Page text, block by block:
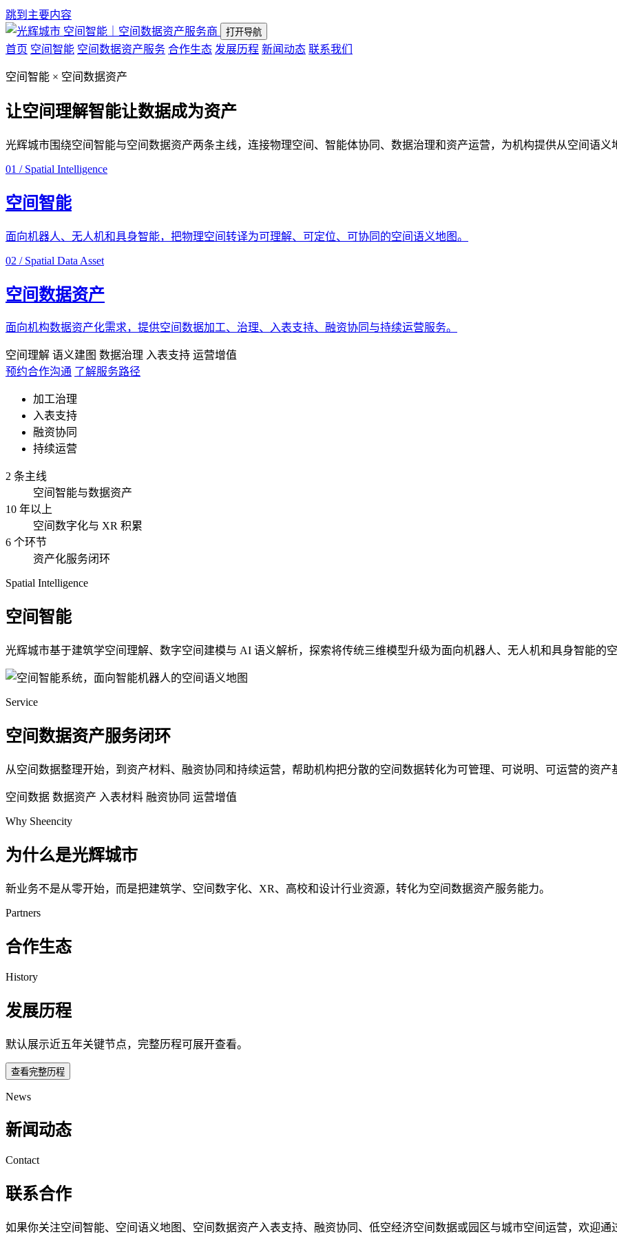
跳到主要内容
空间智能｜空间数据资产服务商
打开导航
首页 空间智能 空间数据资产服务 合作生态 发展历程 新闻动态 联系我们
空间智能 × 空间数据资产
让空间理解智能让数据成为资产
光辉城市围绕空间智能与空间数据资产两条主线，连接物理空间、智能体协同、数据治理和资产运营，为机构提供从空间语义
01 / Spatial Intelligence
空间智能
面向机器人、无人机和具身智能，把物理空间转译为可理解、可定位、可协同的空间语义地图。
02 / Spatial Data Asset
空间数据资产
面向机构数据资产化需求，提供空间数据加工、治理、入表支持、融资协同与持续运营服务。
空间理解 语义建图 数据治理 入表支持 运营增值
预约合作沟通 了解服务路径
加工治理
入表支持
融资协同
持续运营
2 条主线
空间智能与数据资产
10 年以上
空间数字化与 XR 积累
6 个环节
资产化服务闭环
Spatial Intelligence
空间智能
光辉城市基于建筑学空间理解、数字空间建模与 AI 语义解析，探索将传统三维模型升级为面向机器人、无人机和具身智能的空
Service
空间数据资产服务闭环
从空间数据整理开始，到资产材料、融资协同和持续运营，帮助机构把分散的空间数据转化为可管理、可说明、可运营的资产
空间数据 数据资产 入表材料 融资协同 运营增值
Why Sheencity
为什么是光辉城市
新业务不是从零开始，而是把建筑学、空间数字化、XR、高校和设计行业资源，转化为空间数据资产服务能力。
Partners
合作生态
History
发展历程
默认展示近五年关键节点，完整历程可展开查看。
查看完整历程
News
新闻动态
Contact
联系合作
如果你关注空间智能、空间语义地图、空间数据资产入表支持、融资协同、低空经济空间数据或园区与城市空间运营，欢迎通